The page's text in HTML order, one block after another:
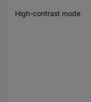
High-contrast mode